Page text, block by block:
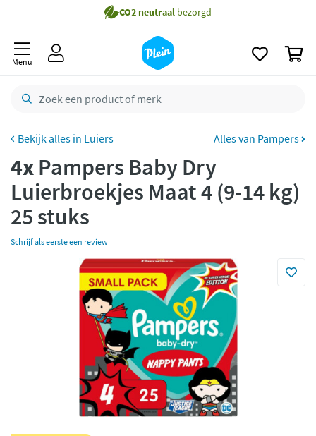
Gratisbezorging vanaf 35,- *
besteld,
Gratisretourneren
Betaal met Klarna
Menu
Luiers Alles van Pampers
4x Pampers Baby Dry
Luierbroekjes Maat 4 (9-14 kg)
25 stuks
Schrijf als eerste een review